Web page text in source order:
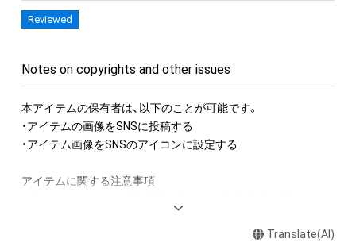
Reviewed
Notes on copyrights and other issues
本アイテムの保有者は、以下のことが可能です。
・アイテムの画像をSNSに投稿する
・アイテム画像をSNSのアイコンに設定する
アイテムに関する注意事項
権(著作権、特許権、実用新案権、商標権、意匠権その他の知的財
Translate(AI)